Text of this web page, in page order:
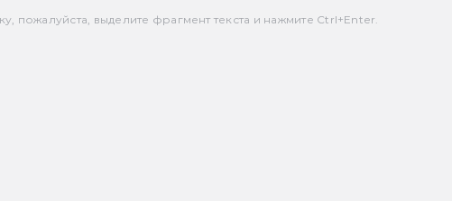
пожалуйста, выделите фрагмент текста и нажмите Ctrl+Enter.